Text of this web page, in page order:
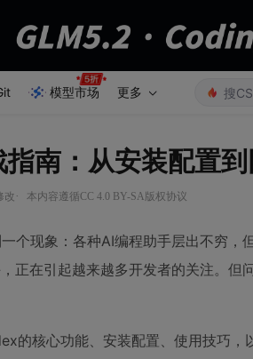
模型市场 更多
南：从安装配置到
改 · 本内容遵循CC 4.0 BY-SA版权协议
个现象：各种AI编程助手层出不穷
正在引起越来越多开发者的关注。
的核心功能、安装配置、使用技巧